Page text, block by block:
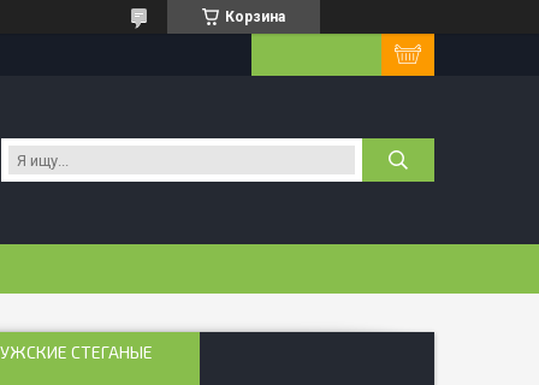
Корзина
СТЕГАНЫЕ